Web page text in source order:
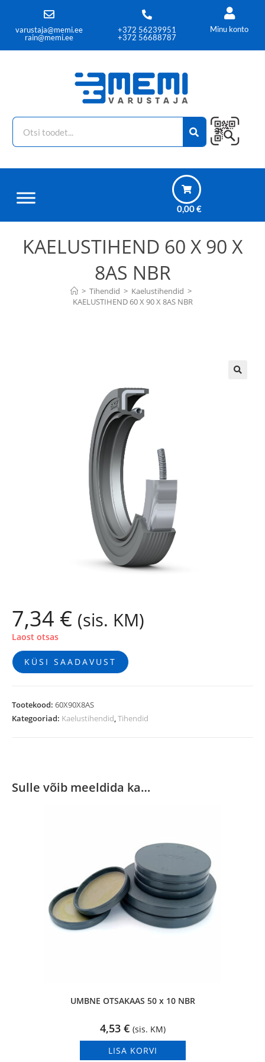
varustaja@memi.ee
rain@memi.ee
+372 56239951
+372 56688787
Minu konto
0,00€
KAELUSTIHEND 60 X 90 X
8AS NBR
> Tihendid > Kaelustihendid >
KAELUSTIHEND 60 X 90 X 8AS NBR
7,34 € (sis. KM)
Laost otsas
KÜSI SAADAVUST
Tootekood: 60X90X8AS
Kategooriad: Kaelustihendid,Tihendid
Sulle võib meeldida ka…
UMBNE OTSAKAAS 50 x 10 NBR
4,53 € (sis. KM)
LISA KORVI